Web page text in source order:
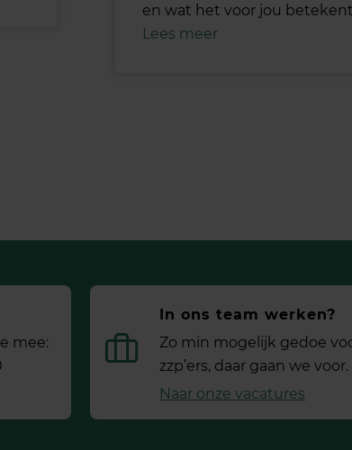
en wat het voor jou
Lees meer
mee:
In ons team werken?
Zo min mogelijk gedoe
zzp’ers, daar gaan we voor.
Naar onze vacatures